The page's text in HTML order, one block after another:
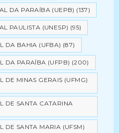
DA PARAÍBA (UEPB) (137)
PAULISTA (UNESP) (95)
DA BAHIA (UFBA) (87)
DA PARAÍBA (UFPB) (200)
DE MINAS GERAIS (UFMG)
DE SANTA CATARINA
DE SANTA MARIA (UFSM)